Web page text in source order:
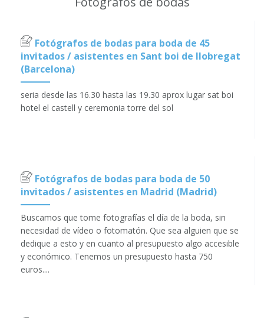
Fotógrafos de bodas para boda de 45
invitados / asistentes en Sant boi de llobregat
(Barcelona)
seria desde las 16.30 hasta las 19.30 aprox lugar sat boi
hotel el castell y ceremonia torre del sol
Fotógrafos de bodas para boda de 50
invitados / asistentes en Madrid (Madrid)
Buscamos que tome fotografías el día de la boda, sin
necesidad de vídeo o fotomatón. Que sea alguien que se
dedique a esto y en cuanto al presupuesto algo accesible
y económico. Tenemos un presupuesto hasta 750
euros....